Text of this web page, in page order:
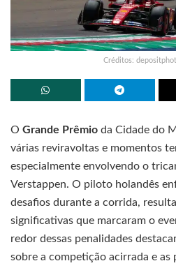
Créditos:
O Grande Prêmio da Cidade do
várias reviravoltas e momentos
especialmente envolvendo o
Verstappen. O piloto holandês
desafios durante a corrida,
significativas que marcaram o
redor dessas penalidades
sobre a competição acirrada e as